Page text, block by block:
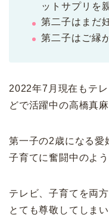
ットサプリを
第二子はまだ
第二子はご縁
2022年7月現在もテ
どで活躍中の高橋真麻
第一子の2歳になる愛
子育てに奮闘中のよう
テレビ、子育てを両
とても尊敬してしま